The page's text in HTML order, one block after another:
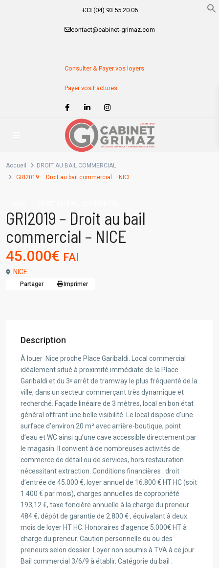
+33 (04) 93 55 20 06
contact@cabinet-grimaz.com
Consulter & Payer vos loyers
Payer vos Factures
Accueil
DROIT AU BAIL COMMERCIAL
GRI2019 – Droit au bail commercial – NICE
GRI2019 – Droit au bail
commercial – NICE
45.000€ FAI
NICE
Partager Imprimer
Description
À louer  Nice proche Place Garibaldi. Local commercial
idéalement situé à proximité immédiate de la Place
Garibaldi et du 3ᵉ arrêt de tramway le plus fréquenté de la
ville, dans un secteur commerçant très dynamique et
recherché. Façade linéaire de 3 mètres, local en bon état
général offrant une belle visibilité. Le local dispose d’une
surface d’environ 20 m² avec arrière-boutique, point
d’eau et WC ainsi qu’une cave accessible directement par
le magasin. Il convient à de nombreuses activités de
commerce de détail ou de services, hors restauration
nécessitant extraction. Conditions financières : droit
d’entrée de 45.000 €, loyer annuel de 16.800 € HT HC (soit
1.400 € par mois), charges annuelles de copropriété
193,12 €, taxe foncière annuelle à la charge du preneur
484 €, dépôt de garantie de 2.800 € , équivalant à deux
mois de loyer HT HC. Honoraires d’agence 5.000€ HT à
charge du preneur. Caution personnelle du ou des
preneurs selon dossier. Loyer non soumis à TVA à ce jour.
Bail commercial 3/6/9 à établir. Catégorie du bail :